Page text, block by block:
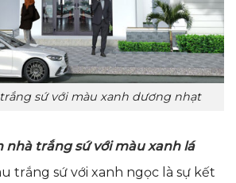
sứ với màu xanh dương nhạt
nhà trắng sứ với màu xanh lá
trắng sứ với xanh ngọc là sự kết